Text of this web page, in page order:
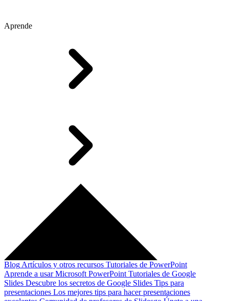
Aprende
Blog Artículos y otros recursos Tutoriales de PowerPoint
Aprende a usar Microsoft PowerPoint Tutoriales de Google
Slides Descubre los secretos de Google Slides Tips para
presentaciones Los mejores tips para hacer presentaciones